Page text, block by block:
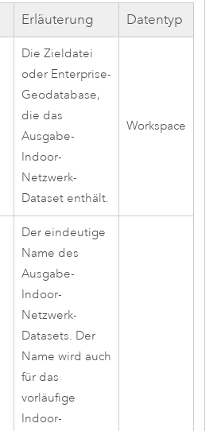
Erläuterung Datentyp
Die Zieldatei
oder Enterprise-
Geodatabase,
die das
Ausgabe-
Indoor-
Netzwerk-
Dataset enthält.
Workspace
Der eindeutige
Name des
Ausgabe-
Indoor-
Netzwerk-
Datasets. Der
Name wird auch
für das
vorläufige
Indoor-